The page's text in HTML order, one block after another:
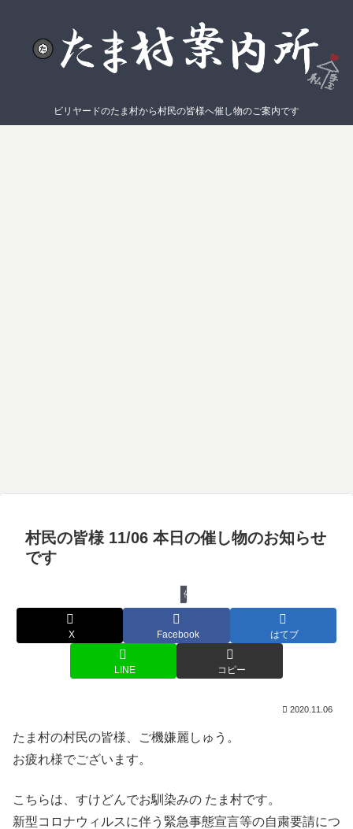
ビリヤードのたま村から村民の皆様へ催し物のご案内です
村民の皆様 11/06 本日の催し物のお知らせ
です
催し物
X Facebook はてブ
LINE コピー
2020.11.06
たま村の村民の皆様、ご機嫌麗しゅう。
お疲れ様でございます。
こちらは、すけどんでお馴染みの たま村です。
新型コロナウィルスに伴う緊急事態宣言等の自粛要請につ